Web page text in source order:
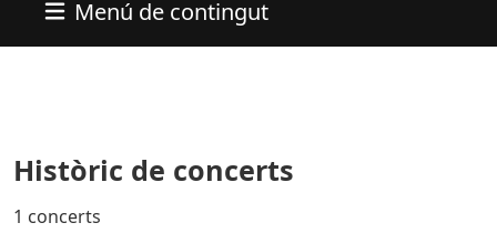
Menú de contingut
Històric de concerts
1 concerts